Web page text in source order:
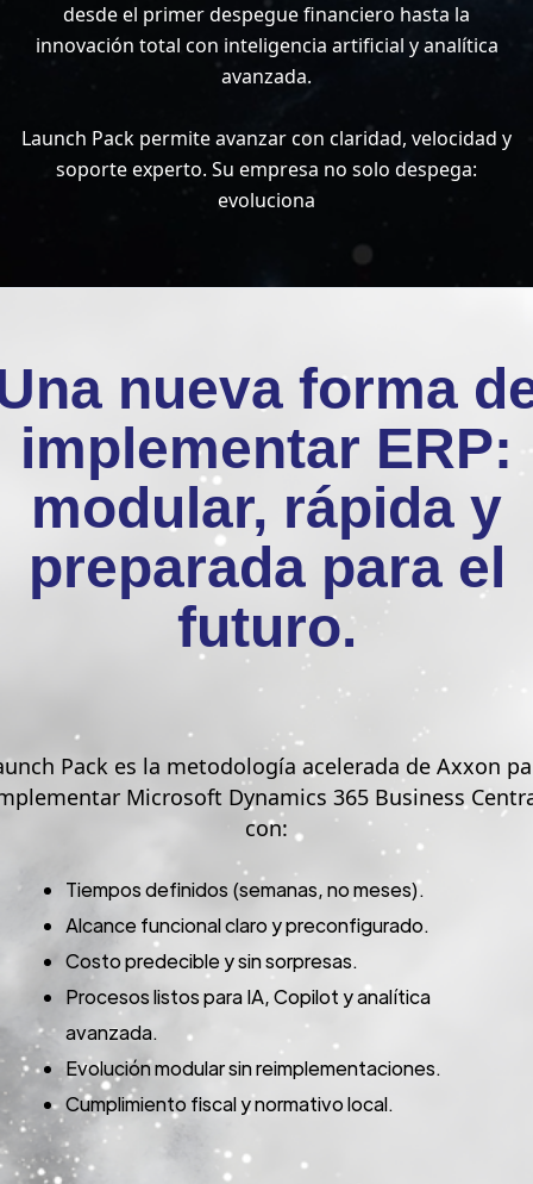
desde el primer despegue financiero hasta la
innovación total con inteligencia artificial y analítica
avanzada.
Launch Pack permite avanzar con claridad, velocidad y
soporte experto. Su empresa no solo despega:
evoluciona
nueva forma
implementar ERP:
modular, rápida y
preparada para el
futuro.
Pack es la metodología acelerada de Axxon
Microsoft Dynamics 365 Business
con:
Tiempos definidos (semanas, no meses).
Alcance funcional claro y preconfigurado.
Costo predecible y sin sorpresas.
Procesos listos para IA, Copilot y analítica
avanzada.
Evolución modular sin reimplementaciones.
Cumplimiento fiscal y normativo local.